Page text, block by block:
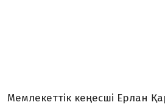
Мемлекеттік кеңесші Ерлан